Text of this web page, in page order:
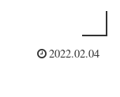
2022.02.04